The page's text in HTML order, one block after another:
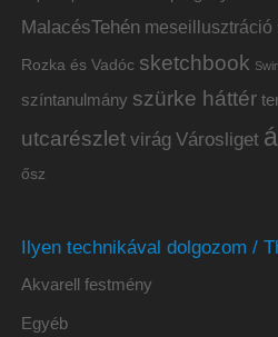
MalacésTehén meseillusztráció
Rozka és Vadóc sketchbook
színtanulmány szürke háttér
utcarészlet virág Városliget
ősz
Ilyen technikával dolgozom /
Akvarell festmény
Egyéb